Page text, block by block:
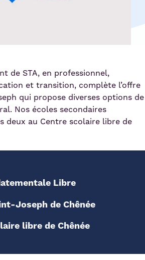
de STA, en professionnel,
et transition, complète l’offre
qui propose diverses options de
Nos écoles secondaires
deux au Centre scolaire libre de
Libre
Joseph de Chênée
libre de Chênée